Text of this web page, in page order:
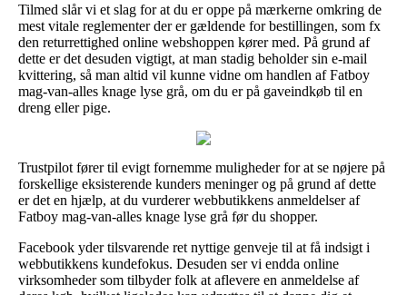
Tilmed slår vi et slag for at du er oppe på mærkerne omkring de
mest vitale reglementer der er gældende for bestillingen, som fx
den returrettighed online webshoppen kører med. På grund af
dette er det desuden vigtigt, at man stadig beholder sin e-mail
kvittering, så man altid vil kunne vidne om handlen af Fatboy
mag-van-alles knage lyse grå, om du er på gaveindkøb til en
dreng eller pige.
Trustpilot fører til evigt fornemme muligheder for at se nøjere på
forskellige eksisterende kunders meninger og på grund af dette
er det en hjælp, at du vurderer webbutikkens anmeldelser af
Fatboy mag-van-alles knage lyse grå før du shopper.
Facebook yder tilsvarende ret nyttige genveje til at få indsigt i
webbutikkens kundefokus. Desuden ser vi endda online
virksomheder som tilbyder folk at aflevere en anmeldelse af